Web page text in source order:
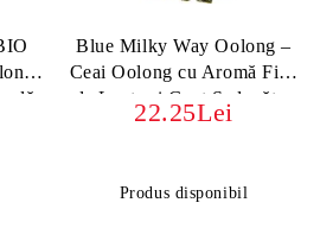
Blue Milky Way Oolong –
Ceai Oolong cu Aromă Fină
de Lapte și Gust Seducător
22.25Lei
Produs disponibil